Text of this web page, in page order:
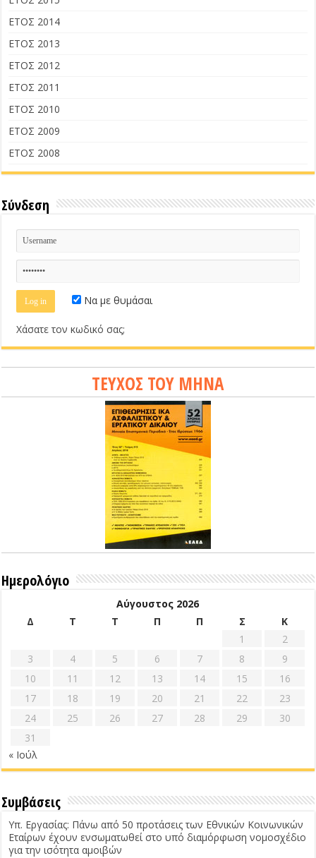
ΕΤΟΣ 2014
ΕΤΟΣ 2013
ΕΤΟΣ 2012
ΕΤΟΣ 2011
ΕΤΟΣ 2010
ΕΤΟΣ 2009
ΕΤΟΣ 2008
Σύνδεση
Να με θυμάσαι
Χάσατε τον κωδικό σας;
ΤΕΥΧΟΣ ΤΟΥ ΜΗΝΑ
Ημερολόγιο
Αύγουστος 2026
Δ
Τ Τ Π Π Σ
Κ
1
2
3
4 5 6 7 8
9
10
11 12 13 14 15
16
17
18 19 20 21 22
23
24
25 26 27 28 29
30
31
« Ιούλ
Συμβάσεις
Υπ. Εργασίας: Πάνω από 50 προτάσεις των Εθνικών Κοινωνικών
Εταίρων έχουν ενσωματωθεί στο υπό διαμόρφωση νομοσχέδιο
για την ισότητα αμοιβών